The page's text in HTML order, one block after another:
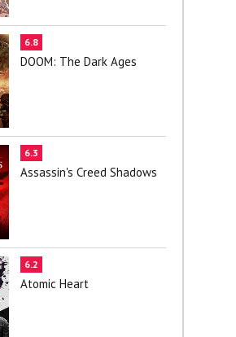
6.8
DOOM: The Dark Ages
6.3
Assassin's Creed Shadows
6.2
Atomic Heart